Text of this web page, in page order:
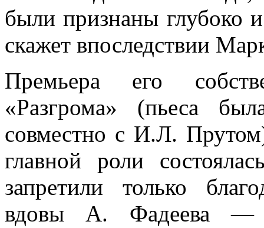
были признаны
скажет впоследствии
Премьера его
«Разгрома» (пьеса
совместно с И.Л.
главной роли
запретили только
вдовы А. Фадеева —